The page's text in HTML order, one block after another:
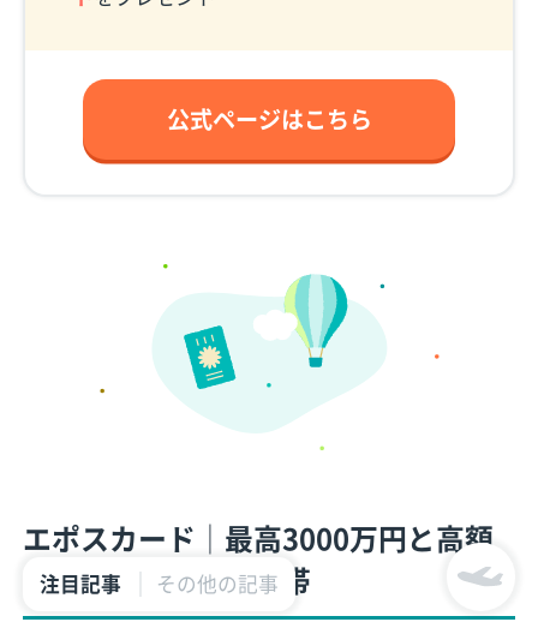
注目記事 その他の記事
公式ページはこちら
エポスカード│最高3000万円と高額
な海外旅行保険が付帯